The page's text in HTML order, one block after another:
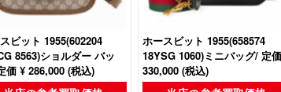
ビット 1955(‎602204
8563)ショルダー バッ
価 ¥ 286,000 (税込)
ホースビット 1955(‎658574
18YSG 1060)ミニバッグ/ 定
330,000 (税込)